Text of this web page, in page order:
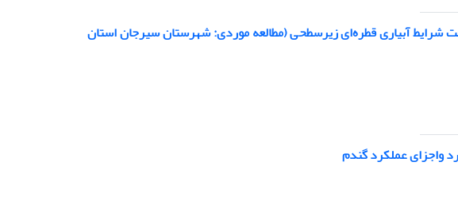
شرایط آبیاری قطره‌ای زیرسطحی (مطالعه موردی: شهرستان سیرجان استان
واجزای عملکرد گندم